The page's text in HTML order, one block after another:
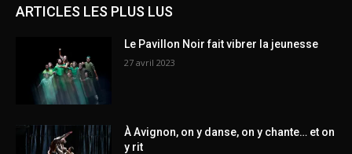
ARTICLES LES PLUS LUS
Le Pavillon Noir fait vibrer la jeunesse
27 avril 2023
À Avignon, on y danse, on y chante… et on
y rit